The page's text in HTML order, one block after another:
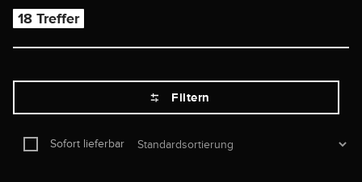
18 Treffer
Filtern
Sofort lieferbar